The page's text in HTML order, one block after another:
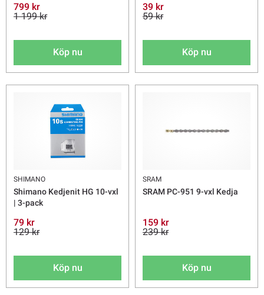
799 kr
1 199 kr
Köp nu
39 kr
59 kr
Köp nu
SHIMANO
Shimano Kedjenit HG 10-vxl
| 3-pack
79 kr
129 kr
Köp nu
SRAM
SRAM PC-951 9-vxl Kedja
159 kr
239 kr
Köp nu